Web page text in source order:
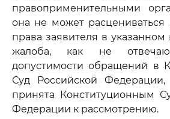
правоприменительными
она не может
права заявителя в
жалоба, как не
допустимости обращений в
Суд Российской
принята Конституционным
Федерации к рассмотрению.